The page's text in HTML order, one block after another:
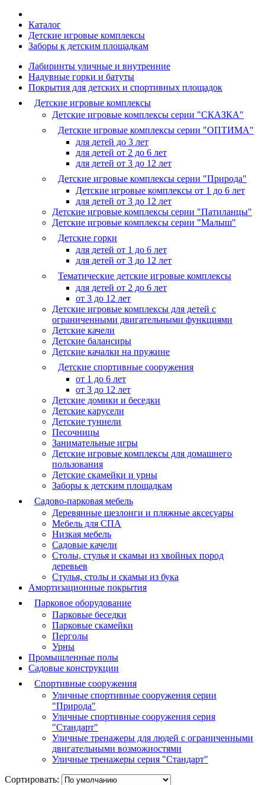
Каталог
Детские игровые комплексы
Заборы к детским площадкам
Лабиринты уличные и внутренние
Надувные горки и батуты
Покрытия для детских и спортивных площадок
Детские игровые комплексы
Детские игровые комплексы серии "СКАЗКА"
Детские игровые комплексы серии "ОПТИМА"
для детей до 3 лет
для детей от 2 до 6 лет
для детей от 3 до 12 лет
Детские игровые комплексы серии "Природа"
Детские игровые комплексы от 1 до 6 лет
для детей от 3 до 12 лет
Детские игровые комплексы серии "Патиланцы"
Детские игровые комплексы серии "Малыш"
Детские горки
для детей от 1 до 6 лет
для детей от 3 до 12 лет
Тематические детские игровые комплексы
для детей от 2 до 6 лет
от 3 до 12 лет
Детские игровые комплексы для детей с
ограниченными двигательными функциями
Детские качели
Детские балансиры
Детские качалки на пружине
Детские спортивные сооружения
от 1 до 6 лет
от 3 до 12 лет
Детские домики и беседки
Детские карусели
Детские туннели
Песочницы
Занимательные игры
Детские игровые комплексы для домашнего
пользования
Детские скамейки и урны
Заборы к детским площадкам
Садово-парковая мебель
Деревянные шезлонги и пляжные аксесуары
Мебель для СПА
Низкая мебель
Садовые качели
Столы, стулья и скамьи из хвойных пород
деревьев
Стулья, столы и скамьи из бука
Амортизационные покрытия
Парковое оборудование
Парковые беседки
Парковые скамейки
Перголы
Урны
Промышленные полы
Садовые конструкции
Спортивные сооружения
Уличные спортивные сооружения серии
"Природа"
Уличные спортивные сооружения серия
"Стандарт"
Уличные тренажеры для людей с ограниченными
двигательными возможностями
Уличные тренажеры серия "Стандарт"
Сортировать: